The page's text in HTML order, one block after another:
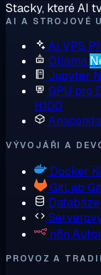
Stacky, které AI
AI A STROJOVÉ
AI VPS
Ollama
Jupyter
GPU pro
H100
Anaconda
VÝVOJÁŘI A
Docker
GitLab
Databáze
n8n
PROVOZ A